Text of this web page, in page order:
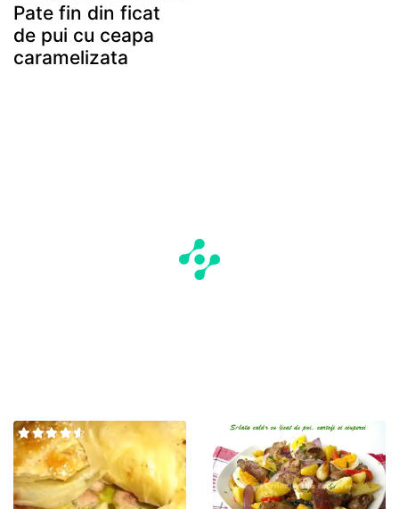
Pate fin din ficat
de pui cu ceapa
caramelizata